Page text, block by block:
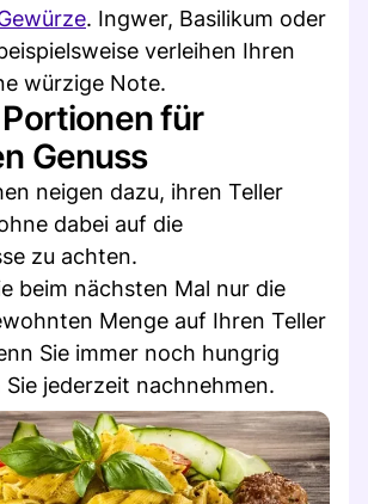
. Ingwer, Basilikum oder
verleihen Ihren
würzige Note.
für
Genuss
neigen dazu, ihren Teller
dabei auf die
zu achten.
beim nächsten Mal nur die
Menge auf Ihren Teller
Sie immer noch hungrig
jederzeit nachnehmen.